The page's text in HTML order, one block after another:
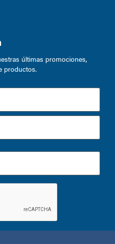
últimas promociones,
productos.